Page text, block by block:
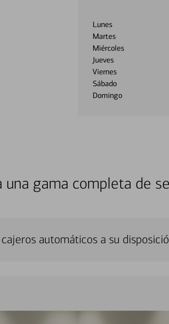
Lunes
Martes
Miércoles
Jueves
Viernes
Sábado
Domingo
una gama completa de
automáticos a su